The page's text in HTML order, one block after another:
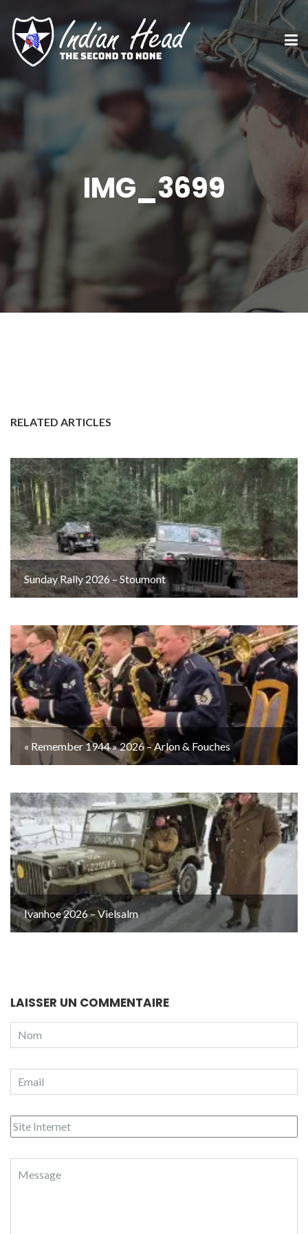
IMG_3699
RELATED ARTICLES
Sunday Rally 2026 – Stoumont
« Remember 1944 » 2026 – Arlon & Fouches
Ivanhoe 2026 – Vielsalm
LAISSER UN COMMENTAIRE